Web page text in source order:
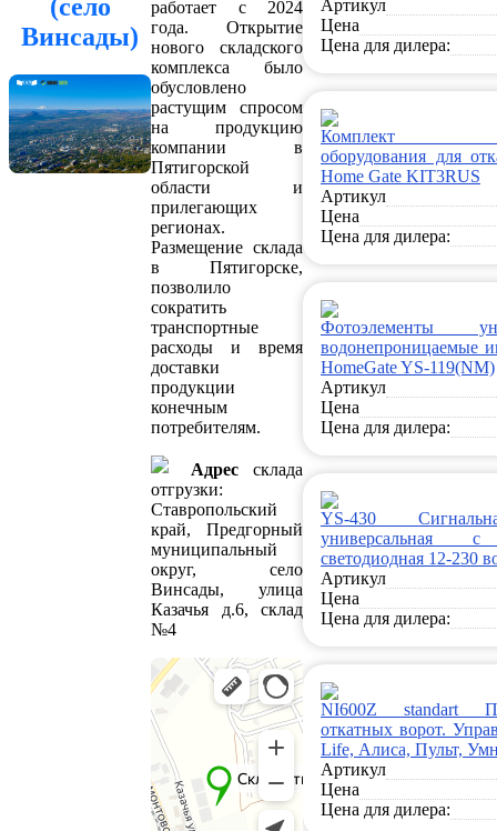
(село
Винсады)
работает с 2024
года. Открытие
нового складского
комплекса было
обусловлено
растущим спросом
на продукцию
компании в
Пятигорской
области и
прилегающих
регионах.
Размещение склада
в Пятигорске,
позволило
сократить
транспортные
расходы и время
доставки
продукции
конечным
потребителям.
Адрес склада
отгрузки:
Ставропольский
край, Предгорный
муниципальный
округ, село
Винсады, улица
Казачья д.6, склад
№4
Артикул
Цена
Цена для дилера:
Комплект
оборудования для
Home Gate KIT3RUS
Артикул
Цена
Цена для дилера:
Фотоэлементы
водонепроницаемые
HomeGate YS-119(NM)
Артикул
Цена
Цена для дилера:
YS-430
универсальная с
светодиодная 12-230
Артикул
Цена
Цена для дилера:
NI600Z standart
откатных ворот.
Life, Алиса, Пульт,
Артикул
Цена
Цена для дилера: